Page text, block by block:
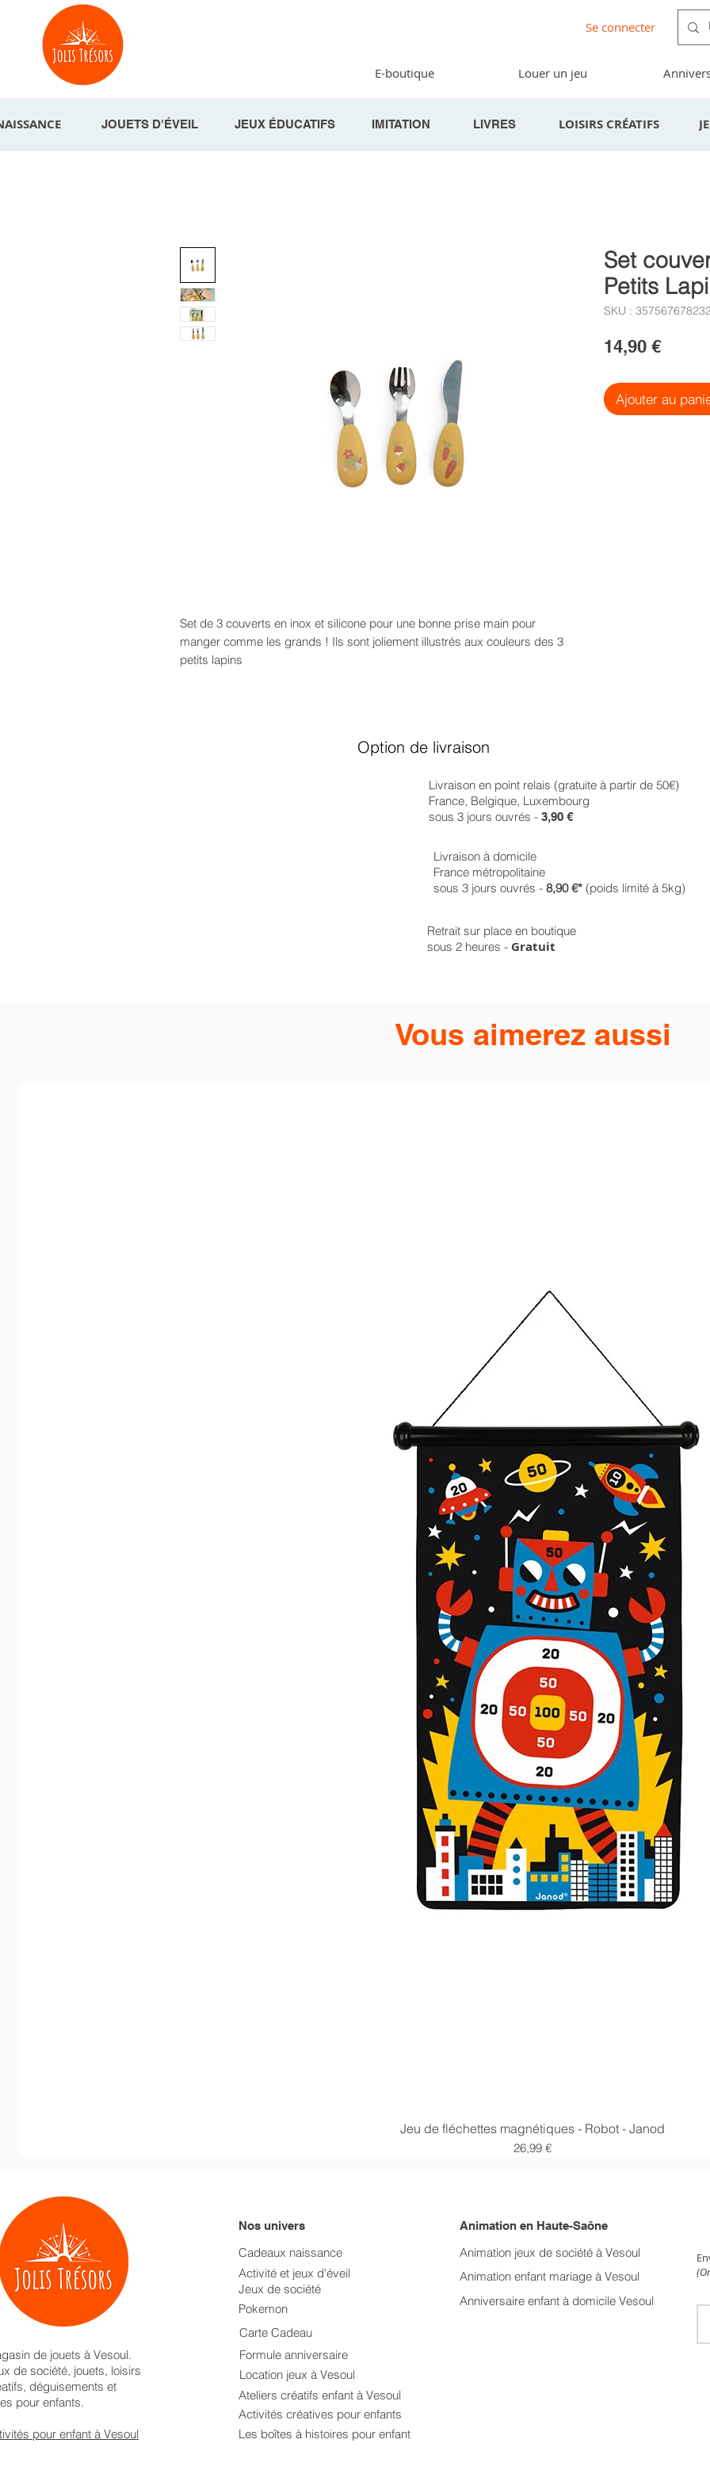
Se connecter
E-boutique Louer un jeu
JOUETS D'ÉVEIL JEUX ÉDUCATIFS IMITATION LIVRES LOISIRS CRÉATIFS
Set de 3 couverts en inox et silicone pour une bonne prise main pour
manger comme les grands ! Ils sont joliement illustrés aux couleurs des 3
petits lapins
Set
Petits
SKU :
14,90 €Prix
Ajouter au
Option de livraison
Livraison en point relais (gratuite à partir de 50€)
France, Belgique, Luxembourg
sous 3 jours ouvrés - 3,90 €
Livraison à domicile
France métropolitaine
sous 3 jours ouvrés - 8,90 €* (poids limité à 5kg)
Retrait sur place en boutique
sous 2 heures - Gratuit
Vous aimerez aussi
Aperçu rapide
Jeu de fléchettes magnétiques - Robot - Janod
Prix
26,99 €
de jouets à Vesoul.
de société, jouets, loisirs
déguisements et
pour enfants.
pour enfant à Vesoul
Nos univers
Cadeaux naissance
Activité et jeux d'éveil
Jeux de société
Pokemon
Carte Cadeau
Formule anniversaire
Location jeux à Vesoul
Animation en Haute-Saône
Animation jeux de société à Vesoul
Animation enfant mariage à Vesoul
Anniversaire enfant à domicile Vesoul
Ateliers créatifs enfant à Vesoul
Activités créatives pour enfants
Les boîtes à histoires pour enfant